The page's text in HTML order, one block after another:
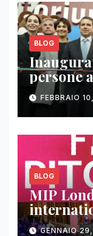
BLOG
persone
FEBBRAIO
BLOG
MIP
GENNAIO